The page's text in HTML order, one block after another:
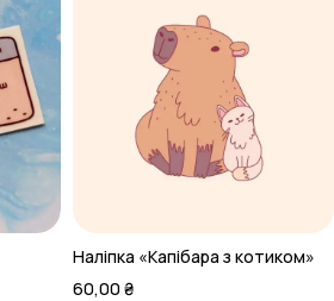
Наліпка «Капібара з котиком»
60,00 ₴